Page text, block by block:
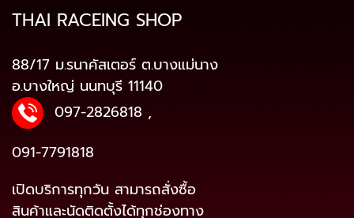
THAI RACEING SHOP
88/17 ม.รนาคัสเตอร์ ต.บางแม่นาง
อ.บางใหญ่ นนทบุรี 11140
097-2826818 ,
091-7791818
เปิดบริการทุกวัน สามารถสั่งซื้อ
สินค้าและนัดติดตั้งได้ทุกช่องทาง